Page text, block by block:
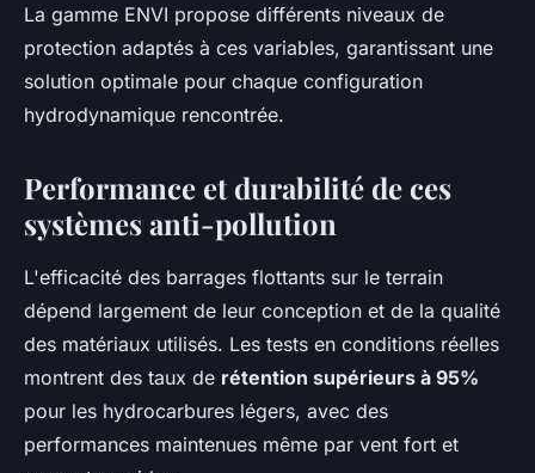
La gamme ENVI propose différents niveaux de
protection adaptés à ces variables, garantissant une
solution optimale pour chaque configuration
hydrodynamique rencontrée.
Performance et durabilité de ces
systèmes anti-pollution
L'efficacité des barrages flottants sur le terrain
dépend largement de leur conception et de la qualité
des matériaux utilisés. Les tests en conditions réelles
montrent des taux de rétention supérieurs à 95%
pour les hydrocarbures légers, avec des
performances maintenues même par vent fort et